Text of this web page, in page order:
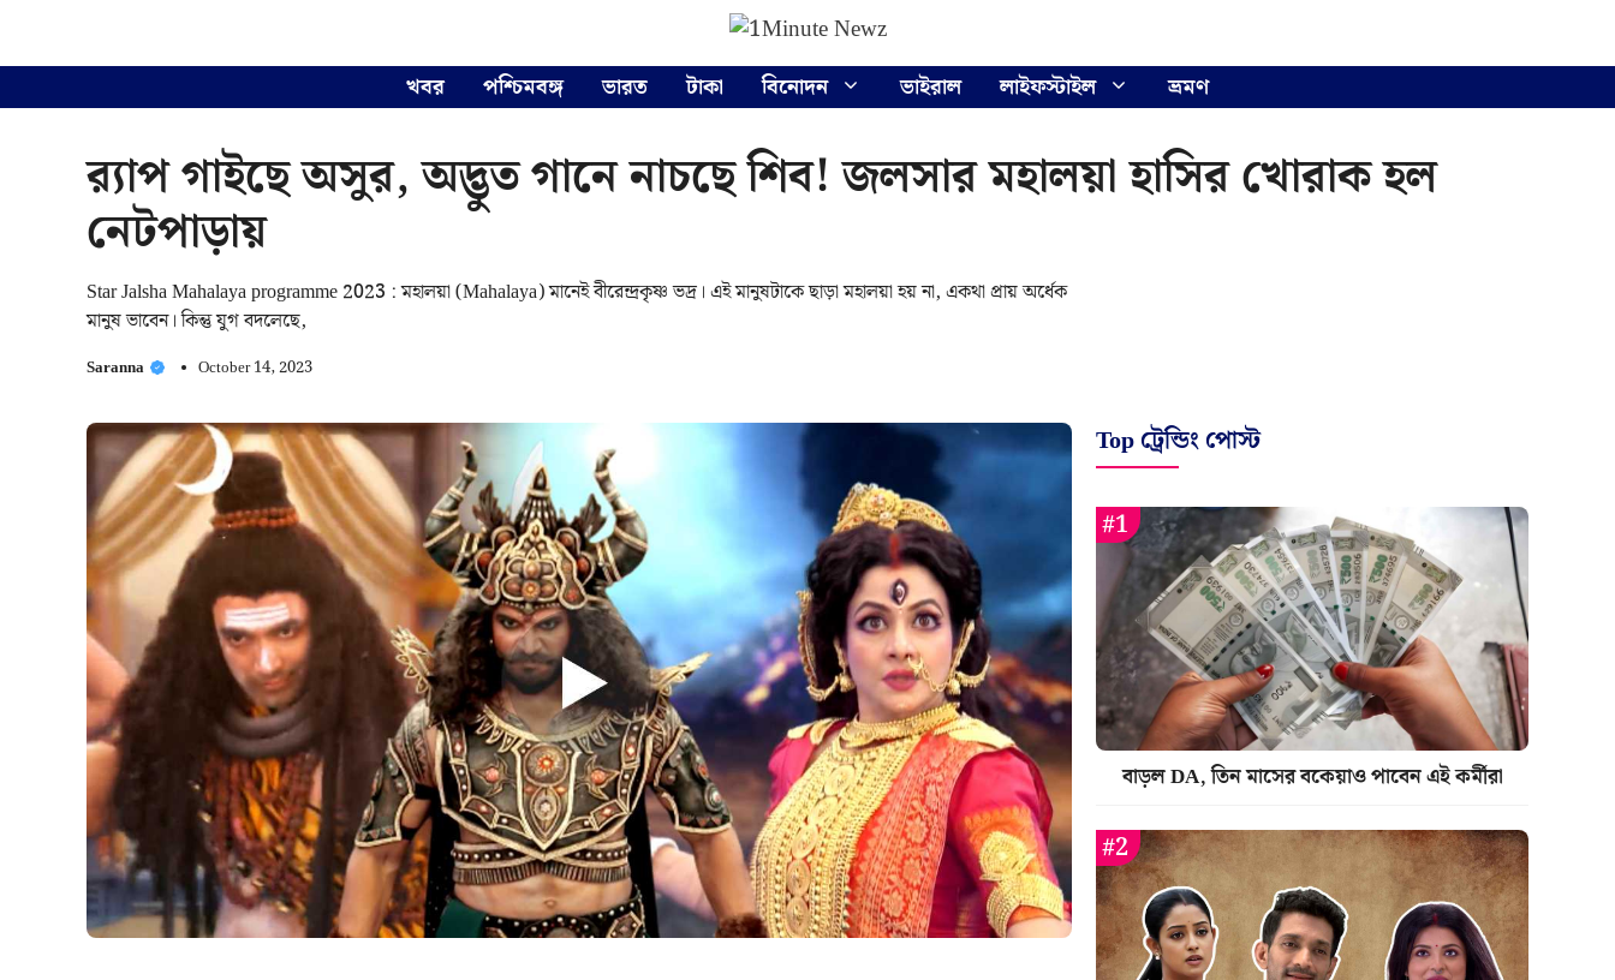
খবর পশ্চিমবঙ্গ ভারত টাকা বিনোদন ভাইরাল লাইফস্টাইল ভ্রমণ
র‍্যাপ গাইছে অসুর, অদ্ভুত গানে নাচছে শিব! জলসার মহালয়া হাসির খোরাক হল
নেটপাড়ায়
Star Jalsha Mahalaya programme 2023 : মহালয়া (Mahalaya) মানেই বীরেন্দ্রকৃষ্ণ ভদ্র। এই মানুষটাকে ছাড়া মহালয়া হয় না, একথা প্রায় অর্ধেক
মানুষ ভাবেন। কিন্তু যুগ বদলেছে,
Saranna October 14, 2023
Top ট্রেন্ডিং পোস্ট
বাড়ল DA, তিন মাসের বকেয়াও পাবেন এই কর্মীরা